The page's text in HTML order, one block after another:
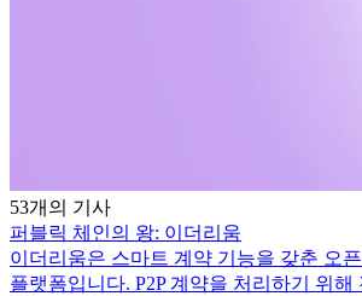
53개의 기사
퍼블릭 체인의 왕: 이더리움
이더리움은 스마트 계약 기능을 갖춘 오
플랫폼입니다. P2P 계약을 처리하기 위